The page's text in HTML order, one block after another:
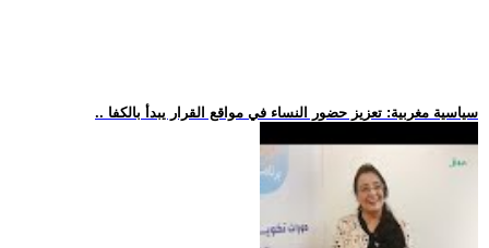
.. سياسية مغربية: تعزيز حضور النساء في مواقع القرار يبدأ بالكفا